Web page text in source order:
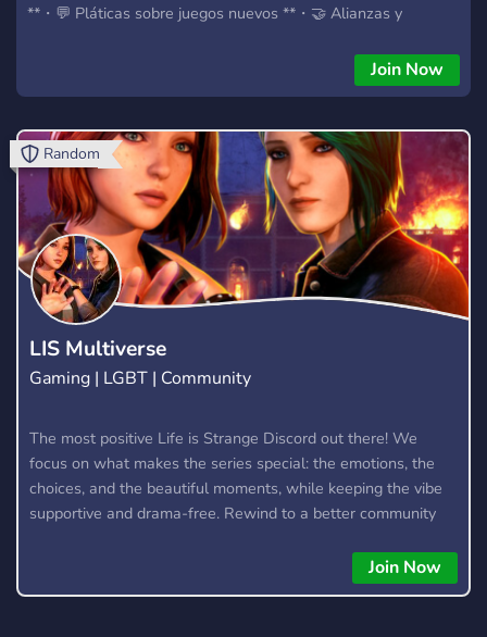
**・💬 Pláticas sobre juegos nuevos **・🤝 Alianzas y
compartir dibujos y todo tipo de contenido. **・🤖 Con un
staff siempre dispuesto a ayudarte. **・😇 SFW. ╰
Cheeseburgers • 🍔🍟! Donde ciertos fanáticos de roblox (o
de otros fandoms) nos reunimos para compartir y charlar con
la comunidad.🚀 ╭ ⋆━━━━━━━━━━━⋆ **・💬 Pláticas sobre
juegos nuevos **・🤝 Alianzas y colaboración con otros
servidores **・🗣️ Un espacio para compartir dibujos y todo
tipo de contenido. **・🤖 Con un staff siempre dispuesto a
ayudarte. **・😇 SFW. ╰ ⋆━━━━━━━━━━━⋆ * ¡ Únete a
nosotros! *
Join Now
LIS Multiverse
Gaming | LGBT | Community
The most positive Life is Strange Discord out there! We
focus on what makes the series special: the emotions, the
choices, and the beautiful moments, while keeping the vibe
supportive and drama-free. Rewind to a better community
chat about other similar games, too, as we are a multi-
fandom server. What the server offers: - Channels to discuss
Join Now
Random